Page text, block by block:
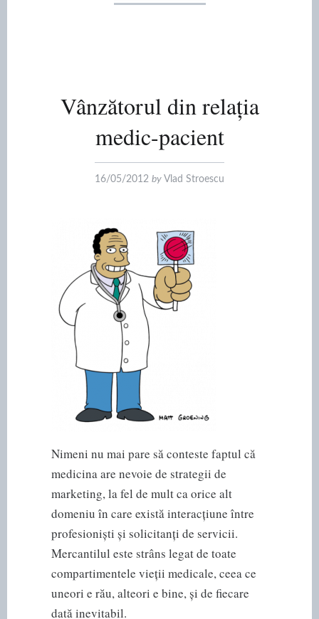
Vânzătorul din relația
medic-pacient
16/05/2012 by Vlad Stroescu
Nimeni nu mai pare să conteste faptul că
medicina are nevoie de strategii de
marketing, la fel de mult ca orice alt
domeniu în care există interacțiune între
profesioniști și solicitanți de servicii.
Mercantilul este strâns legat de toate
compartimentele vieții medicale, ceea ce
uneori e rău, alteori e bine, și de fiecare
dată inevitabil.